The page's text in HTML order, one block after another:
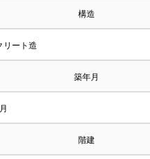
構造
リート造
築年月
階建